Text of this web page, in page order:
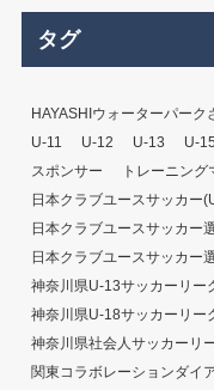
タグ
HAYASHIウォーターパーク
U-11
U-12 U-13 U-15
スポンサー
トレーニング
日本クラブユースサッカー
日本クラブユースサッカー
日本クラブユースサッカー
神奈川県U-13サッカーリー
神奈川県U-18サッカーリー
神奈川県社会人サッカーリ
関東コラボレーションダイ